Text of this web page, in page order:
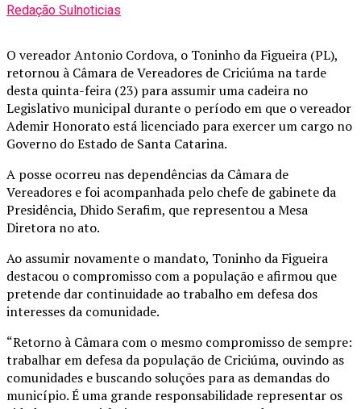
Redação Sulnoticias
O vereador Antonio Cordova, o Toninho da Figueira (PL),
retornou à Câmara de Vereadores de Criciúma na tarde
desta quinta-feira (23) para assumir uma cadeira no
Legislativo municipal durante o período em que o vereador
Ademir Honorato está licenciado para exercer um cargo no
Governo do Estado de Santa Catarina.
A posse ocorreu nas dependências da Câmara de
Vereadores e foi acompanhada pelo chefe de gabinete da
Presidência, Dhido Serafim, que representou a Mesa
Diretora no ato.
Ao assumir novamente o mandato, Toninho da Figueira
destacou o compromisso com a população e afirmou que
pretende dar continuidade ao trabalho em defesa dos
interesses da comunidade.
“Retorno à Câmara com o mesmo compromisso de sempre:
trabalhar em defesa da população de Criciúma, ouvindo as
comunidades e buscando soluções para as demandas do
município. É uma grande responsabilidade representar os